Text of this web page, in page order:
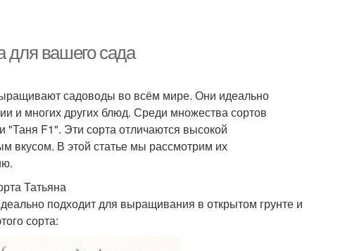
для вашего сада
садоводы во всём мире. Они идеально
и многих других блюд. Среди множества сортов
"Таня F1". Эти сорта отличаются высокой
вкусом. В этой статье мы рассмотрим их
Татьяна
подходит для выращивания в открытом грунте и
сорта: